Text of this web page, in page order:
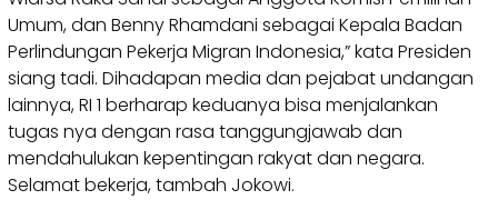
Umum, dan Benny Rhamdani sebagai Kepala Badan
Perlindungan Pekerja Migran Indonesia,” kata Presiden
siang tadi. Dihadapan media dan pejabat undangan
lainnya, RI 1 berharap keduanya bisa menjalankan
tugas nya dengan rasa tanggungjawab dan
mendahulukan kepentingan rakyat dan negara.
Selamat bekerja, tambah Jokowi.